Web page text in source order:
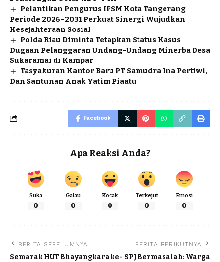
Pelantikan Pengurus IPSM Kota Tangerang
Periode 2026–2031 Perkuat Sinergi Wujudkan
Kesejahteraan Sosial
Polda Riau Diminta Tetapkan Status Kasus
Dugaan Pelanggaran Undang-Undang Minerba Desa
Sukaramai di Kampar
Tasyakuran Kantor Baru PT Samudra Ina Pertiwi,
Dan Santunan Anak Yatim Piaatu
Facebook
Apa Reaksi Anda?
Suka
0
Galau
0
Kocak
0
Terkejut
0
Emosi
0
BERITA SEBELUMNYA
Semarak HUT Bhayangkara ke-
BERITA BERIKUTNYA
SPJ Bermasalah: Warga